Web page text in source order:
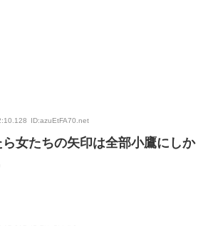
ID:azuEtFA70.net
女たちの矢印は全部小鷹にしか